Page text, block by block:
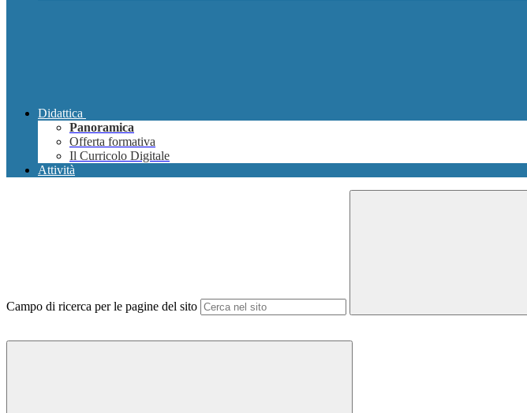
Didattica
Panoramica
Offerta formativa
Il Curricolo Digitale
Attività
Campo di ricerca per le pagine del sito